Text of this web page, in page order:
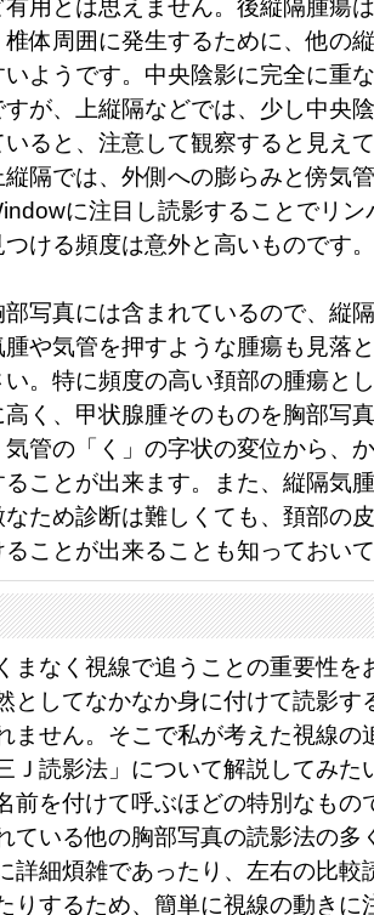
用とは思えません。後縦隔腫瘍
椎体周囲に発生するために、他の
ようです。中央陰影に完全に重
が、上縦隔などでは、少し中央
ると、注意して観察すると見え
隔では、外側への膨らみと傍気
に注目し読影することでリ
ける頻度は意外と高いものです。
部写真には含まれているので、縦
や気管を押すような腫瘍も見落
。特に頻度の高い頚部の腫瘍と
高く、甲状腺腫そのものを胸部写
管の「く」の字状の変位から、
ることが出来ます。また、縦隔気
ため診断は難しくても、頚部の
ことが出来ることも知っておい
まなく視線で追うことの重要性を
としてなかなか身に付けて読影す
ません。そこで私が考えた視線の
Ｊ読影法」について解説してみた
前を付けて呼ぶほどの特別なもの
ている他の胸部写真の読影法の多
詳細煩雑であったり、左右の比較
りするため、簡単に視線の動きに